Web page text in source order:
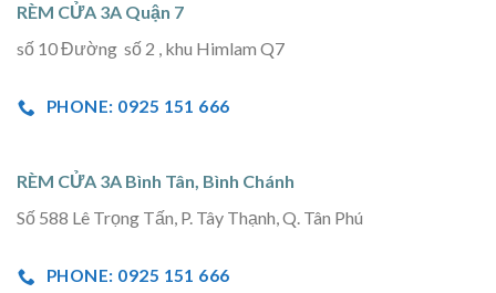
RÈM CỬA 3A Quận 7
số 10 Đường số 2 , khu Himlam Q7
PHONE: 0925 151 666
RÈM CỬA 3A Bình Tân, Bình Chánh
Số 588 Lê Trọng Tấn, P. Tây Thạnh, Q. Tân Phú
PHONE: 0925 151 666